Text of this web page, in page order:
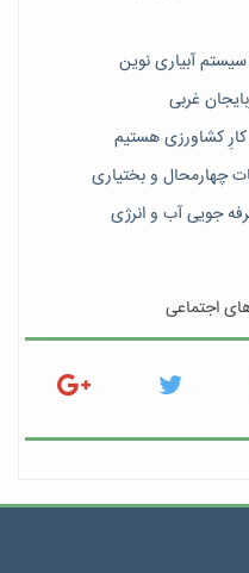
کشاورزی هستیم
جویی آب و انرژی
اجتماعی